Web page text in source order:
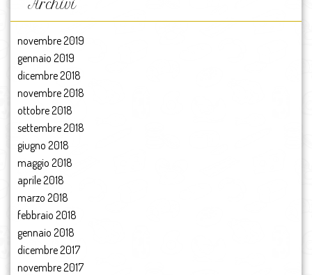
Archivi
novembre 2019
gennaio 2019
dicembre 2018
novembre 2018
ottobre 2018
settembre 2018
giugno 2018
maggio 2018
aprile 2018
marzo 2018
febbraio 2018
gennaio 2018
dicembre 2017
novembre 2017